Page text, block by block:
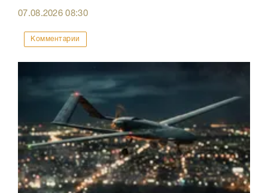
07.08.202608:30
Комментарии